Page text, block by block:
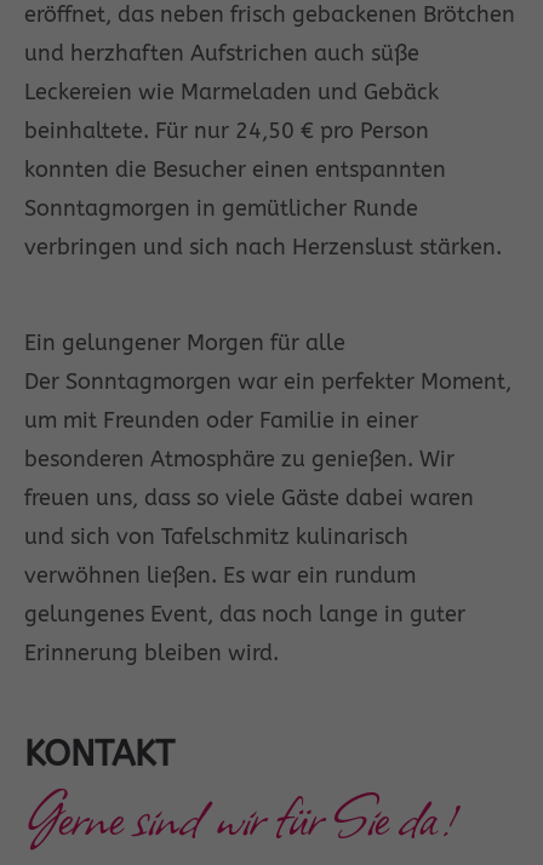
eröffnet, das neben frisch gebackenen Brötchen
und herzhaften Aufstrichen auch süße
Leckereien wie Marmeladen und Gebäck
beinhaltete. Für nur 24,50 € pro Person
konnten die Besucher einen entspannten
Sonntagmorgen in gemütlicher Runde
verbringen und sich nach Herzenslust stärken.
Ein gelungener Morgen für alle
Der Sonntagmorgen war ein perfekter Moment,
um mit Freunden oder Familie in einer
besonderen Atmosphäre zu genießen. Wir
freuen uns, dass so viele Gäste dabei waren
und sich von Tafelschmitz kulinarisch
verwöhnen ließen. Es war ein rundum
gelungenes Event, das noch lange in guter
Erinnerung bleiben wird.
KONTAKT
Gerne sind wir für Sie da!